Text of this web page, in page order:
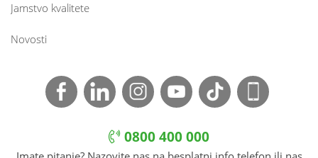
Jamstvo kvalitete
Novosti
0800 400 000